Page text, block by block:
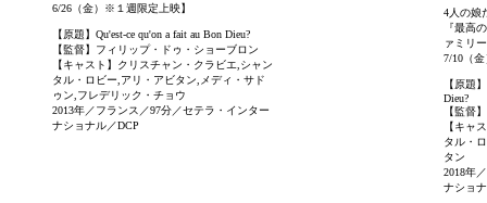
6/26（金）※１週限定上映】
【原題】Qu'est-ce qu'on a fait au Bon Dieu?
【監督】フィリップ・ドゥ・ショーブロン
【キャスト】クリスチャン・クラビエ,シャン
タル・ロビー,アリ・アビタン,メディ・サド
ゥン,フレデリック・チョウ
2013年／フランス／97分／セテラ・インター
ナショナル／DCP
4人の娘
『最高
ァミリ
7/10（
【原題
Dieu?
【監督
【キャ
タル・
タン
2018年
ナショ